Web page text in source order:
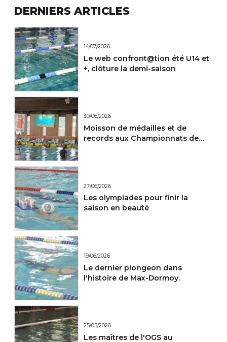
DERNIERS ARTICLES
14/07/2026
Le web confront@tion été U14 et
+, clôture la demi-saison
30/06/2026
Moisson de médailles et de
records aux Championnats de
27/06/2026
Les olympiades pour finir la
saison en beauté
19/06/2026
Le dernier plongeon dans
l'histoire de Max-Dormoy.
25/05/2026
Les maîtres de l'OGS au